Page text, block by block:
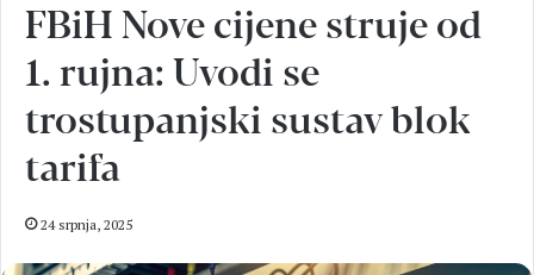
FBiH Nove cijene struje od
1. rujna: Uvodi se
trostupanjski sustav blok
tarifa
24 srpnja, 2025